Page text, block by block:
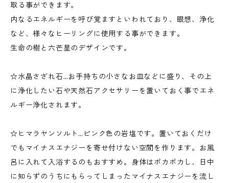
取る事ができます。
内なるエネルギーを呼び覚ますといわれており、眼想、浄化
など、様々なヒーリングに使用する事ができます。
生命の樹と六芒星のデザインです。
☆水晶さざれ石…お手持ちの小さなお皿などに盛り、その上
に浄化したい石や天然石アクセサリーを置いておく事でエネ
ルギー浄化されます。
☆ヒマラヤンソルト…ピンク色の岩塩です。置いておくだけ
でもマイナスエナジーを寄せ付けない空間を作ります。お風
呂に入れて入浴するのもおすすめ。身体はポカポカし、日中
に知らずのうちにもらってしまったマイナスエナジーを流し